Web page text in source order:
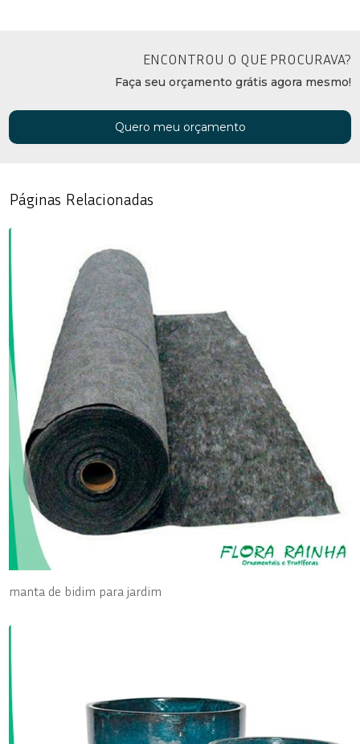
ENCONTROU O QUE PROCURAVA?
Faça seu orçamento grátis agora mesmo!
Quero meu orçamento
Páginas Relacionadas
manta de bidim para jardim